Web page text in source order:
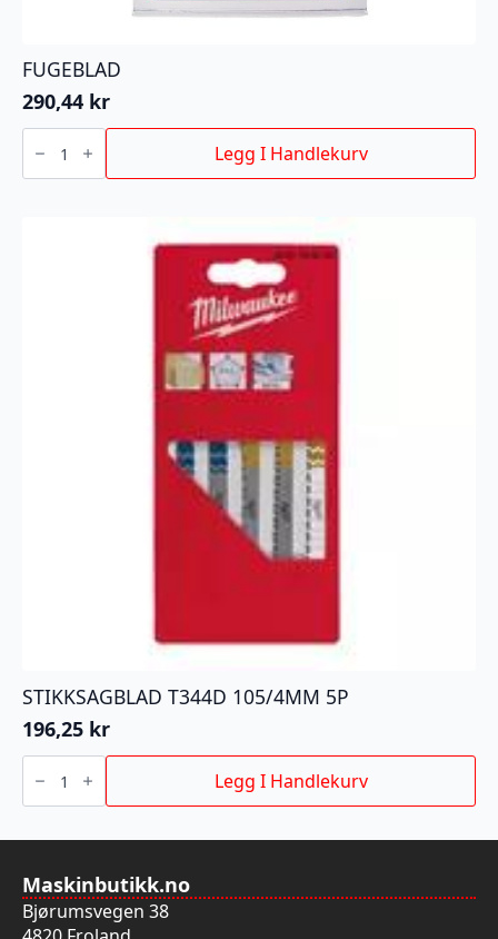
FUGEBLAD
290,44 kr
FUGEBLAD
antall Legg I Handlekurv
STIKKSAGBLAD T344D 105/4MM 5P
196,25 kr
STIKKSAGBLAD
T344D
105/4MM
5P
Legg I Handlekurv
Maskinbutikk.no
Bjørumsvegen 38